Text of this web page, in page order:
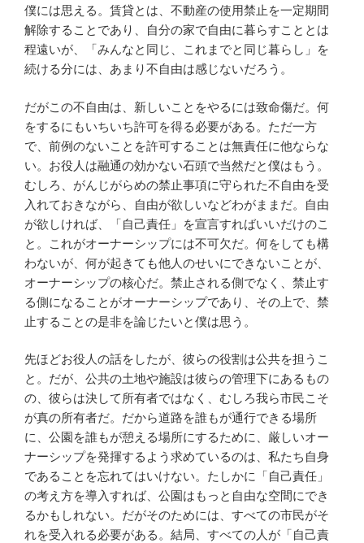
僕には思える。賃貸とは、不動産の使用禁止を一定期間
解除することであり、自分の家で自由に暮らすこととは
程遠いが、「みんなと同じ、これまでと同じ暮らし」を
続ける分には、あまり不自由は感じないだろう。
だがこの不自由は、新しいことをやるには致命傷だ。何
をするにもいちいち許可を得る必要がある。ただ一方
で、前例のないことを許可することは無責任に他ならな
い。お役人は融通の効かない石頭で当然だと僕はもう。
むしろ、がんじがらめの禁止事項に守られた不自由を受
入れておきながら、自由が欲しいなどわがままだ。自由
が欲しければ、「自己責任」を宣言すればいいだけのこ
と。これがオーナーシップには不可欠だ。何をしても構
わないが、何が起きても他人のせいにできないことが、
オーナーシップの核心だ。禁止される側でなく、禁止す
る側になることがオーナーシップであり、その上で、禁
止することの是非を論じたいと僕は思う。
先ほどお役人の話をしたが、彼らの役割は公共を担うこ
と。だが、公共の土地や施設は彼らの管理下にあるもの
の、彼らは決して所有者ではなく、むしろ我ら市民こそ
が真の所有者だ。だから道路を誰もが通行できる場所
に、公園を誰もが憩える場所にするために、厳しいオー
ナーシップを発揮するよう求めているのは、私たち自身
であることを忘れてはいけない。たしかに「自己責任」
の考え方を導入すれば、公園はもっと自由な空間にでき
るかもしれない。だがそのためには、すべての市民がそ
れを受入れる必要がある。結局、すべての人が「自己責